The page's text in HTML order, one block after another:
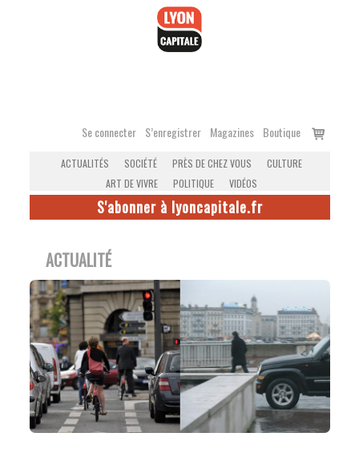
Se connecter S’enregistrer Magazines Boutique
Voir
ACTUALITÉS SOCIÉTÉ PRÈS DE CHEZ VOUS
CULTURE
ART DE VIVRE
POLITIQUE VIDÉOS
S'abonner à lyoncapitale.fr
ACTUALITÉ